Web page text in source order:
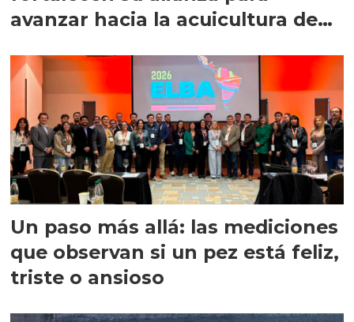
avanzar hacia la acuicultura de
Un paso más allá: las mediciones
que observan si un pez está feliz,
triste o ansioso